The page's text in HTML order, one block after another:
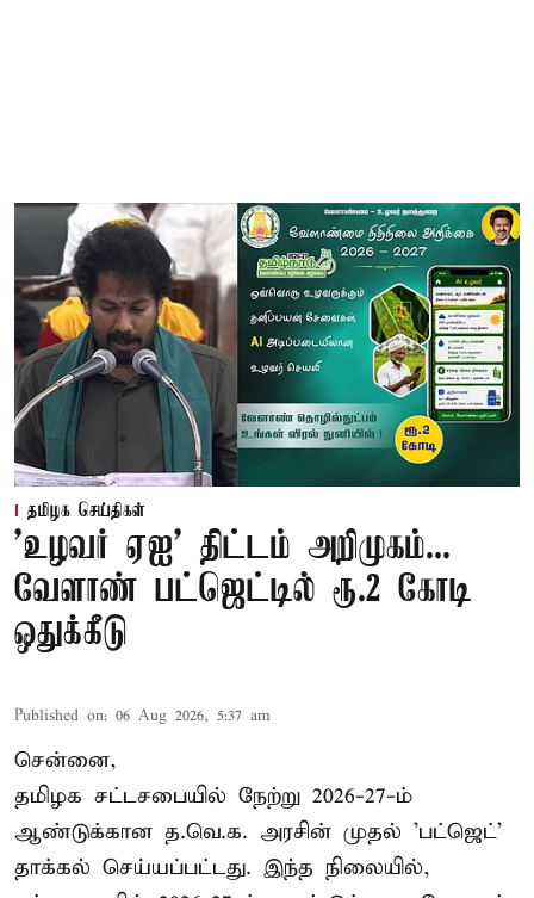
தமிழக செய்திகள்
'உழவர் ஏஐ' திட்டம் அறிமுகம்...
வேளாண் பட்ஜெட்டில் ரூ.2 கோடி
ஒதுக்கீடு
Published on: 06 Aug 2026, 5:37 am
சென்னை,
தமிழக சட்டசபையில் நேற்று 2026-27-ம்
ஆண்டுக்கான த.வெ.க. அரசின் முதல் 'பட்ஜெட்'
தாக்கல் செய்யப்பட்டது. இந்த நிலையில்,